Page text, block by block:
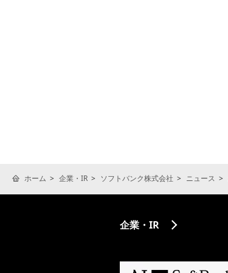
ホーム 企業・IR ソフトバンク株式会社 ニュース
企業・IR